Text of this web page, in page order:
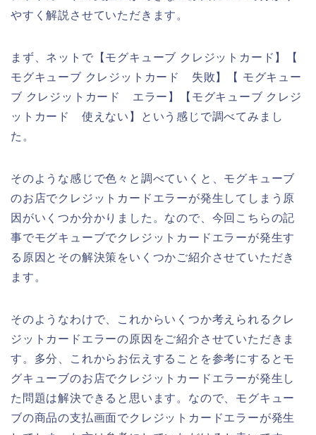
やすく解説させていただきます。
まず、ネットで【モグキューブ クレジットカード】【
モグキューブ クレジットカード 失敗】【 モグキュー
ブ クレジットカード エラー】【モグキューブ クレジ
ットカード 使えない】という感じで調べてみまし
た。
そのような感じで色々と調べていくと、モグキューブ
のお店でクレジットカードエラーが発生してしまう原
因がいくつか分かりました。なので、今回こちらの記
事でモグキューブでクレジットカードエラーが発生す
る原因とその解決策をいくつかご紹介させていただき
ます。
そのようなわけで、これからいくつか考えられるクレ
ジットカードエラーの原因をご紹介させていただきま
す。多分、これからお伝えすることを参考にするとモ
グキューブのお店でクレジットカードエラーが発生し
た問題は解決できると思います。なので、モグキュー
ブの商品の支払画面でクレジットカードエラーが発生